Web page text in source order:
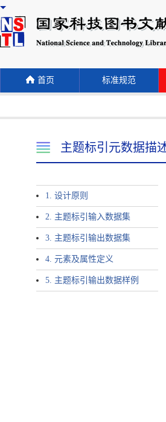
首页 标准规范
主题标引元数据描
1. 设计原则
2. 主题标引输入数据集
3. 主题标引输出数据集
4. 元素及属性定义
5. 主题标引输出数据样例